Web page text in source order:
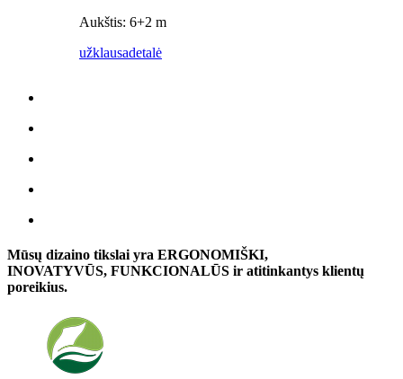
Aukštis: 6+2 m
užklausadetalė
Mūsų dizaino tikslai yra ERGONOMIŠKI,
INOVATYVŪS, FUNKCIONALŪS ir atitinkantys klientų
poreikius.